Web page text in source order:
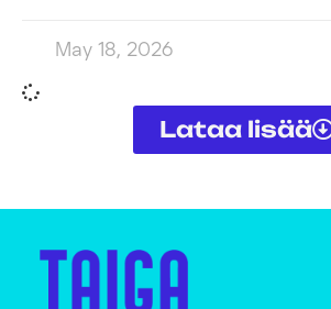
May 18, 2026
Lataa lisää